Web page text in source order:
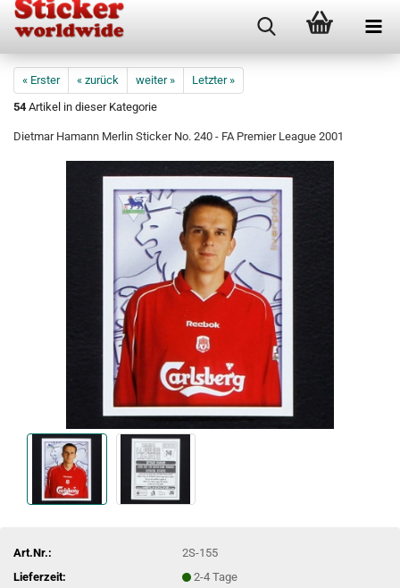
« Erster « zurück weiter »
Letzter »
54Artikel in dieser Kategorie
Dietmar Hamann Merlin Sticker No. 240 - FA Premier League 2001
Art.Nr.:
2S-155
Lieferzeit:
2-4 Tage